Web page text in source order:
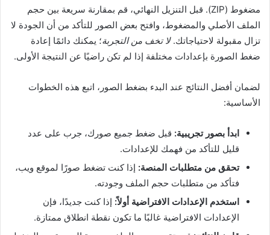
مضغوط (ZIP). قبل التنزيل النهائي، قم بمقارنة سريعة بين حجم
الملف الأصلي والمضغوط، وافتح بعض الصور للتأكد من أن الجودة لا
تزال مقبولة لاحتياجاتك.لا تخف من التجربة؛ يمكنك دائمًا إعادة
ضغط الصورة بإعدادات مختلفة إذا لم تكن راضيًا عن النتيجة الأولى.
لضمان أفضل النتائج عند البدء بضغط الصور، اتبع هذه الخطوات
الأساسية:
ابدأ بصور تجريبية: قبل ضغط جميع صورك، جرب على عدد
قليل للتأكد من فهمك للإعدادات.
تحقق من متطلبات المنصة: إذا كنت تضغط صورًا لموقع ويب،
فتأكد من متطلبات حجم الملف وجودته.
استخدم الإعدادات الافتراضية أولاً: إذا كنت جديدًا، فإن
الإعدادات الافتراضية غالبًا ما تكون نقطة انطلاق ممتازة.